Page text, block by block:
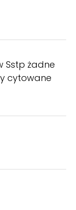
Sstp żadne
cytowane